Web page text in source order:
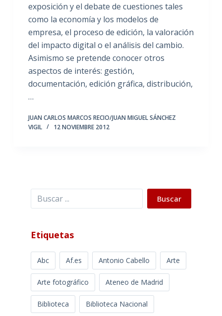
exposición y el debate de cuestiones tales
como la economía y los modelos de
empresa, el proceso de edición, la valoración
del impacto digital o el análisis del cambio.
Asimismo se pretende conocer otros
aspectos de interés: gestión,
documentación, edición gráfica, distribución,
…
JUAN CARLOS MARCOS RECIO/JUAN MIGUEL SÁNCHEZ
VIGIL
12 NOVIEMBRE 2012
Buscar Buscar
Etiquetas
Abc Af.es Antonio Cabello Arte
Arte fotográfico Ateneo de Madrid
Biblioteca Biblioteca Nacional